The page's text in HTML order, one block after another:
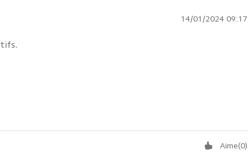
14/01/2024 09:17
Aime(0)